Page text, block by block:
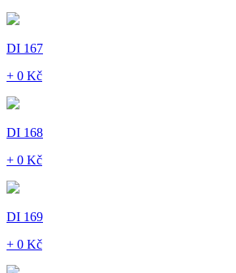
DI 167
+ 0 Kč
DI 168
+ 0 Kč
DI 169
+ 0 Kč